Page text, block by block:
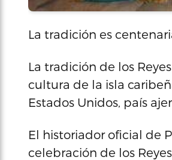
La tradición es
La tradición de los
cultura de la isla
Estados Unidos, país
El historiador oficial de
celebración de los